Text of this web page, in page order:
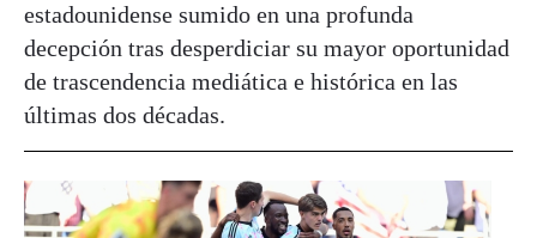
estadounidense sumido en una profunda
decepción tras desperdiciar su mayor oportunidad
de trascendencia mediática e histórica en las
últimas dos décadas.